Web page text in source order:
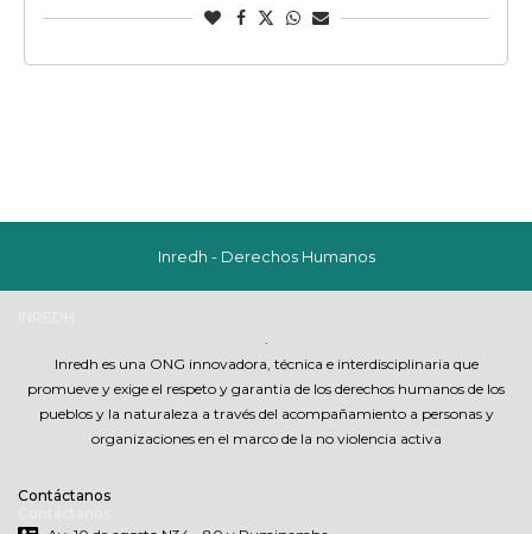
Inredh - Derechos Humanos
Inredh es una ONG innovadora, técnica e interdisciplinaria que
promueve y exige el respeto y garantia de los derechos humanos de los
pueblos y la naturaleza a través del acompañamiento a personas y
organizaciones en el marco de la no violencia activa
Contáctanos